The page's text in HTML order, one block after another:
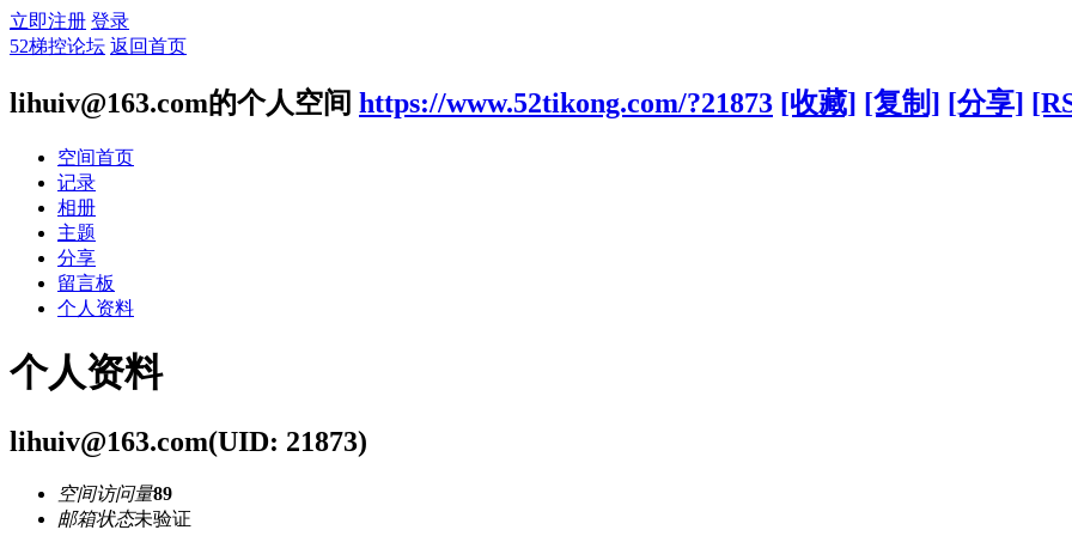
立即注册 登录
52梯控论坛 返回首页
lihuiv@163.com的个人空间 https://www.52tikong.com/?21873 [收藏] [复制] [分享]
空间首页
记录
相册
主题
分享
留言板
个人资料
个人资料
lihuiv@163.com(UID: 21873)
空间访问量89
邮箱状态未验证